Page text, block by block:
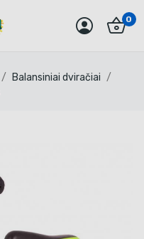
0
Balansiniai dviračiai